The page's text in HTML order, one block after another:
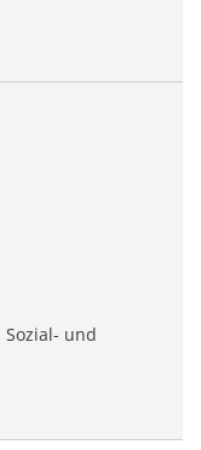
Sozial- und